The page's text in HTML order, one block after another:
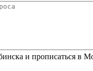
и прописаться в